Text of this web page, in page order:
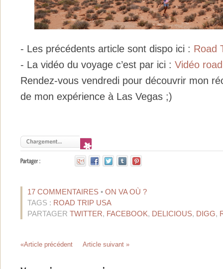
- Les précédents article sont dispo ici : Road
- La vidéo du voyage c’est par ici : Vidéo
Rendez-vous vendredi pour découvrir mon
de mon expérience à Las Vegas ;)
17 COMMENTAIRES • ON VA OÙ ?
TAGS : ROAD TRIP USA
PARTAGER TWITTER, FACEBOOK, DELICIOUS, DIGG,
«Article précédent Article suivant »